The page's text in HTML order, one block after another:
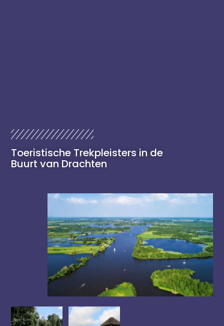
Toeristische Trekpleisters in de
Buurt van Drachten